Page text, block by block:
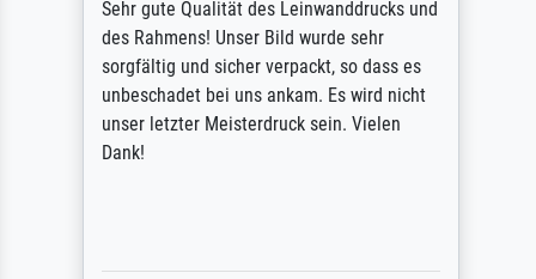
Sehr gute Qualität des Leinwanddrucks und
des Rahmens! Unser Bild wurde sehr
sorgfältig und sicher verpackt, so dass es
unbeschadet bei uns ankam. Es wird nicht
unser letzter Meisterdruck sein. Vielen
Dank!